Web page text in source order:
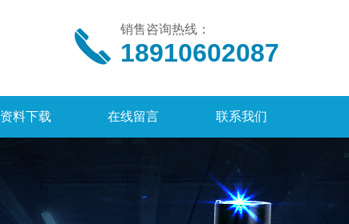
销售咨询热线：
18910602087
资料下载 在线留言 联系我们